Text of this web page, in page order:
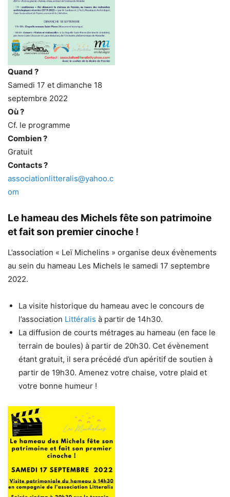
Quand ?
Samedi 17 et dimanche 18
septembre 2022
Où ?
Cf. le programme
Combien ?
Gratuit
Contacts ?
associationlitteralis@yahoo.c
om
Le hameau des Michels fête son patrimoine
et fait son premier cinoche !
L’association « Leï Michelins » organise deux évènements
au sein du hameau Les Michels le samedi 17 septembre
2022.
La visite historique du hameau avec le concours de
l’association Littéralis à partir de 14h30.
La diffusion de courts métrages au hameau (en face le
terrain de boules) à partir de 20h30. Cet évènement
étant gratuit, il sera précédé d’un apéritif de soutien à
partir de 19h30. Amenez votre chaise, votre plaid et
votre bonne humeur !